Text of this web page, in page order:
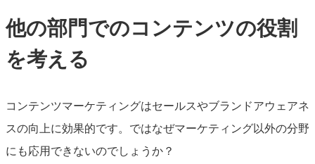
他の部門でのコンテンツの役割
を考える
コンテンツマーケティングはセールスやブランドアウェアネ
スの向上に効果的です。ではなぜマーケティング以外の分野
にも応用できないのでしょうか？